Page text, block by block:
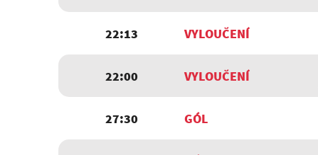
22:13 VYLOUČENÍ
22:00 VYLOUČENÍ
27:30 GÓL